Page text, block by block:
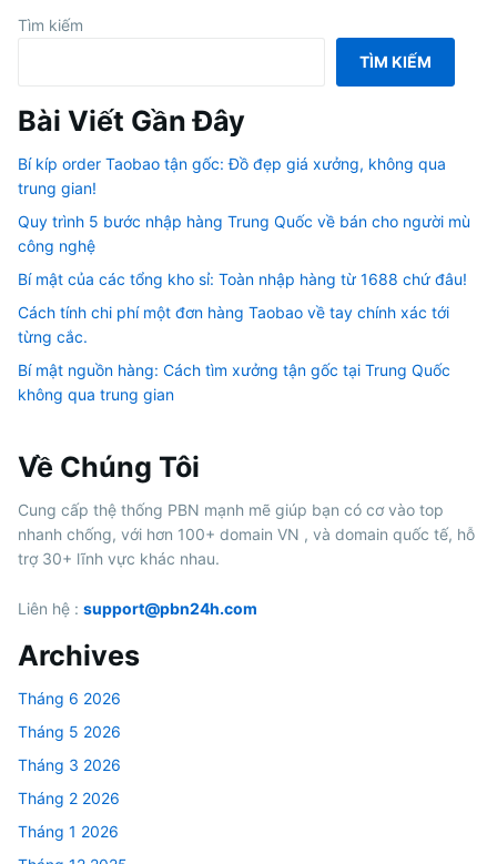
Tìm kiếm
TÌM KIẾM
Bài Viết Gần Đây
Bí kíp order Taobao tận gốc: Đồ đẹp giá xưởng, không qua
trung gian!
Quy trình 5 bước nhập hàng Trung Quốc về bán cho người mù
công nghệ
Bí mật của các tổng kho sỉ: Toàn nhập hàng từ 1688 chứ đâu!
Cách tính chi phí một đơn hàng Taobao về tay chính xác tới
từng cắc.
Bí mật nguồn hàng: Cách tìm xưởng tận gốc tại Trung Quốc
không qua trung gian
Về Chúng Tôi
Cung cấp thệ thống PBN mạnh mẽ giúp bạn có cơ vào top
nhanh chống, với hơn 100+ domain VN , và domain quốc tế, hỗ
trợ 30+ lĩnh vực khác nhau.
Liên hệ : support@pbn24h.com
Archives
Tháng 6 2026
Tháng 5 2026
Tháng 3 2026
Tháng 2 2026
Tháng 1 2026